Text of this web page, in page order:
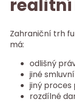
Zahraniční trh
má:
odlišný
jiné
jiný
rozdílné